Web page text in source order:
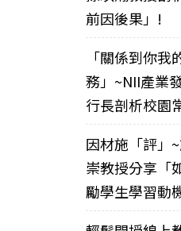
前因後果」!
「關係到你
務」~NII產業
行長剖析校園
因材施「評」
崇教授分享「
勵學生學習動